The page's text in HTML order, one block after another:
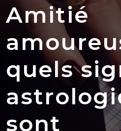
Amitié
quels
sont